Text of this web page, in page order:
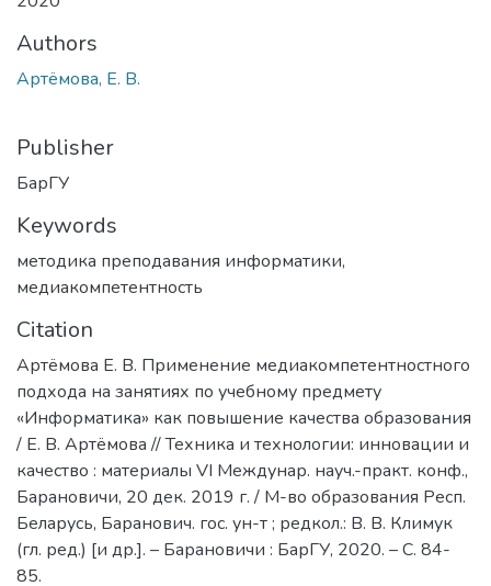
Authors
Артёмова, Е. В.
Publisher
БарГУ
Keywords
методика преподавания информатики,
медиакомпетентность
Citation
Артёмова Е. В. Применение медиакомпетентностного
подхода на занятиях по учебному предмету
«Информатика» как повышение качества образования
/ Е. В. Артёмова // Техника и технологии: инновации и
качество : материалы VI Междунар. науч.-практ. конф.,
Барановичи, 20 дек. 2019 г. / М-во образования Респ.
Беларусь, Баранович. гос. ун-т ; редкол.: В. В. Климук
(гл. ред.) [и др.]. – Барановичи : БарГУ, 2020. – C. 84-
85.